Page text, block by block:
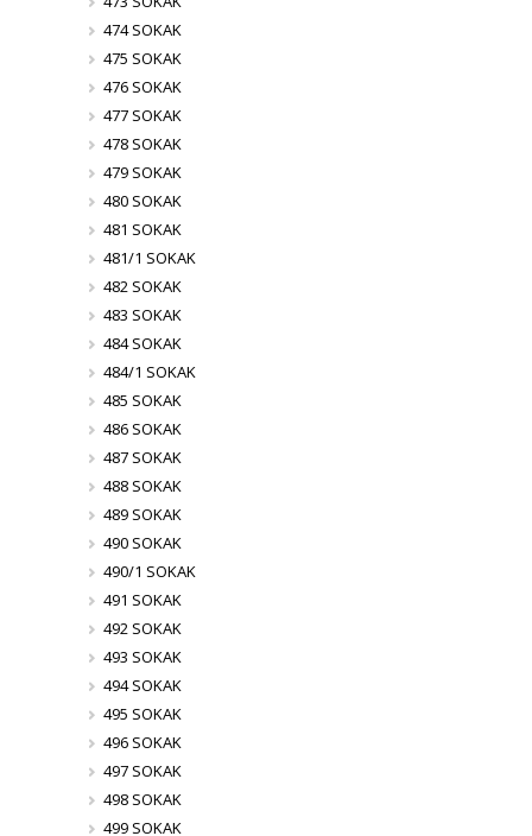
474 SOKAK
475 SOKAK
476 SOKAK
477 SOKAK
478 SOKAK
479 SOKAK
480 SOKAK
481 SOKAK
481/1 SOKAK
482 SOKAK
483 SOKAK
484 SOKAK
484/1 SOKAK
485 SOKAK
486 SOKAK
487 SOKAK
488 SOKAK
489 SOKAK
490 SOKAK
490/1 SOKAK
491 SOKAK
492 SOKAK
493 SOKAK
494 SOKAK
495 SOKAK
496 SOKAK
497 SOKAK
498 SOKAK
499 SOKAK